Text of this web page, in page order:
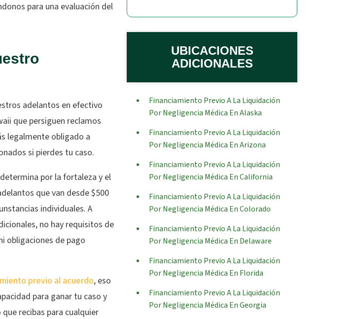
para una evaluación del
adelantos en efectivo
que persiguen reclamos
legalmente obligado a
si pierdes tu caso.
por la fortaleza y el
que van desde $500
individuales. A
no hay requisitos de
obligaciones de pago
previo al acuerdo, eso
para ganar tu caso y
recibas para cualquier
UBICACIONES
ADICIONALES
Financiamiento Previo A La Liquidación
Por Negligencia Médica En Alaska
Financiamiento Previo A La Liquidación
Por Negligencia Médica En Arizona
Financiamiento Previo A La Liquidación
Por Negligencia Médica En California
Financiamiento Previo A La Liquidación
Por Negligencia Médica En Colorado
Financiamiento Previo A La Liquidación
Por Negligencia Médica En Delaware
Financiamiento Previo A La Liquidación
Por Negligencia Médica En Florida
Financiamiento Previo A La Liquidación
Por Negligencia Médica En Georgia